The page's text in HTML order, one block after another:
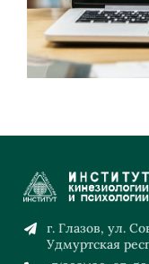
г. Глазов, ул.
Удмуртская